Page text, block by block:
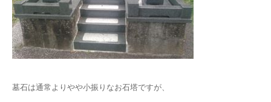
墓石は通常よりやや小振りなお石塔ですが、